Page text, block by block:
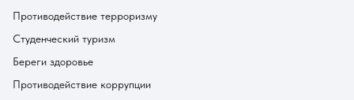
Противодействие терроризму
Студенческий туризм
Береги здоровье
Противодействие коррупции